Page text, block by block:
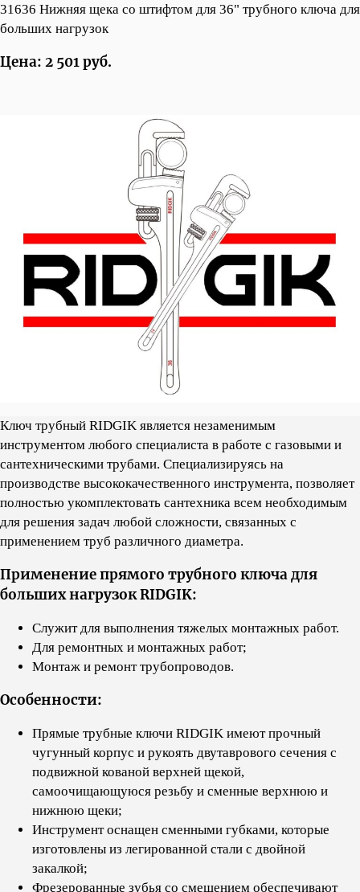
31636 Нижняя щека со штифтом для 36" трубного ключа для
больших нагрузок
Цена: 2 501 руб.
Ключ трубный RIDGIK является незаменимым
инструментом любого специалиста в работе с газовыми и
сантехническими трубами. Cпециализируясь на
производстве высококачественного инструмента, позволяет
полностью укомплектовать сантехника всем необходимым
для решения задач любой сложности, связанных с
применением труб различного диаметра.
Применение прямого трубного ключа для
больших нагрузок RIDGIK:
Служит для выполнения тяжелых монтажных работ.
Для ремонтных и монтажных работ;
Монтаж и ремонт трубопроводов.
Особенности:
Прямые трубные ключи RIDGIK имеют прочный
чугунный корпус и рукоять двутаврового сечения с
подвижной кованой верхней щекой,
самоочищающуюся резьбу и сменные верхнюю и
нижнюю щеки;
Инструмент оснащен сменными губками, которые
изготовлены из легированной стали с двойной
закалкой;
Фрезерованные зубья со смещением обеспечивают